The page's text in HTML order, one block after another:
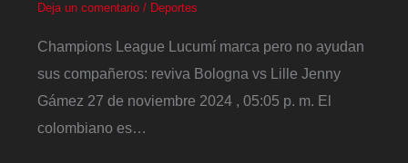
Deja un comentario / Deportes
Champions League Lucumí marca pero no ayudan
sus compañeros: reviva Bologna vs Lille Jenny
Gámez 27 de noviembre 2024 , 05:05 p. m. El
colombiano es…